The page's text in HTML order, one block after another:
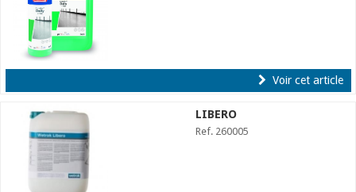
Voir cet article
LIBERO
Ref. 260005